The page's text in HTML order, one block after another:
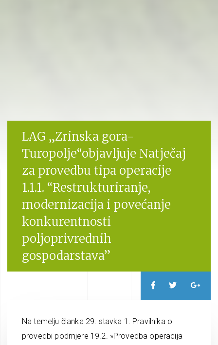
LAG „Zrinska gora-
Turopolje“objavljuje Natječaj
za provedbu tipa operacije
1.1.1. “Restrukturiranje,
modernizacija i povećanje
konkurentnosti
poljoprivrednih
gospodarstava”
Na temelju članka 29. stavka 1. Pravilnika o
provedbi podmjere 19.2. »Provedba operacija